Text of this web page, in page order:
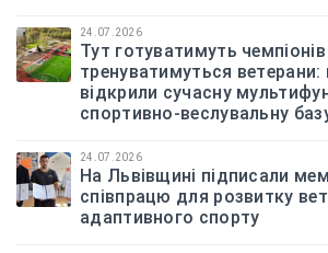
24.07.2026
Тут готуватимуть чемпіонів
тренуватимуться ветерани:
відкрили сучасну
спортивно-веслувальну
24.07.2026
На Львівщині підписали
співпрацю для розвитку
адаптивного спорту